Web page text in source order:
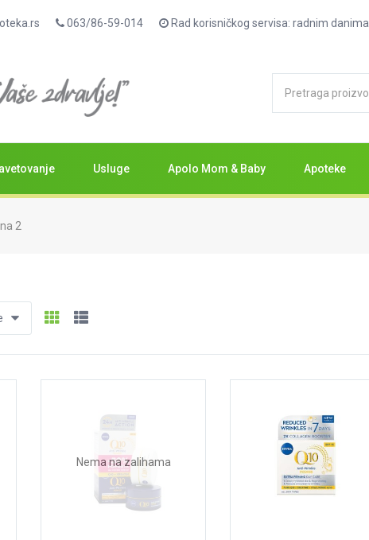
063/86-59-014 Rad korisničkog servisa: radnim danima
Usluge Apolo Mom & Baby Apoteke
2
Nema na zalihama